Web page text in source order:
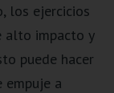
los ejercicios
alto impacto y
puede hacer
a